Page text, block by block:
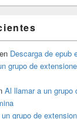
en Descarga de epub
grupo de
Al llamar a un grupo
grupo de